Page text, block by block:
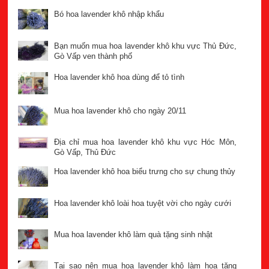
Bó hoa lavender khô nhập khẩu
Bạn muốn mua hoa lavender khô khu vực Thủ Đức,
Gò Vấp ven thành phố
Hoa lavender khô hoa dùng để tỏ tình
Mua hoa lavender khô cho ngày 20/11
Địa chỉ mua hoa lavender khô khu vực Hóc Môn,
Gò Vấp, Thủ Đức
Hoa lavender khô hoa biểu trưng cho sự chung thủy
Hoa lavender khô loài hoa tuyệt vời cho ngày cưới
Mua hoa lavender khô làm quà tặng sinh nhật
Tại sao nên mua hoa lavender khô làm hoa tặng